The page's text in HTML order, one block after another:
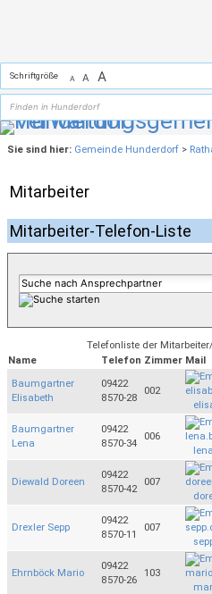
Schriftgröße A A A
Sie sind hier: Gemeinde Hunderdorf >
Mitarbeiter
Mitarbeiter-Telefon-Liste
Telefonliste der
Name
Telefon Zimmer Mail
Baumgartner
Elisabeth
09422
8570-28
002
Baumgartner
Lena
09422
8570-34
006
Diewald Doreen
09422
8570-42
007
Drexler Sepp
09422
8570-11
007
Ehrnböck Mario
09422
8570-26
103